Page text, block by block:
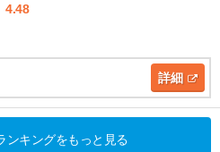
4.48
詳細
ンキングをもっと見る